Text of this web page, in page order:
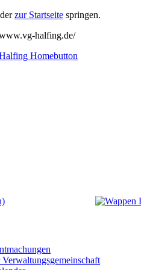
zur Startseite springen.
halfing.de/